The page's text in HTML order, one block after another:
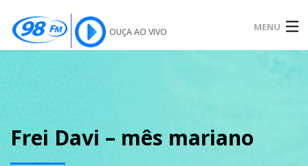
OUÇA AO VIVO MENU
SOBRE
Frei Davi – mês mariano